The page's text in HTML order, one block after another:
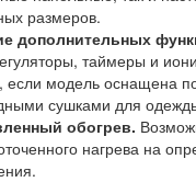
размеров.
дополнительных
таймеры и
если модель оснащена
сушками для
обогрев.
нагрева на